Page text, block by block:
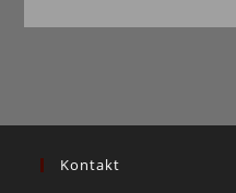
Kontakt